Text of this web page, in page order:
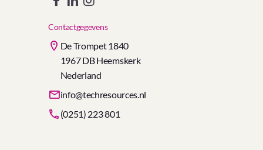
Contactgegevens
De Trompet 1840
1967 DB Heemskerk
Nederland
info@techresources.nl
(0251) 223 801